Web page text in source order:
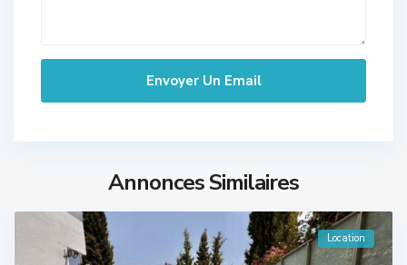
Annonces Similaires
Location